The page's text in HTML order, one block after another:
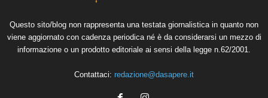
Questo sito/blog non rappresenta una testata giornalistica in quanto non
viene aggiornato con cadenza periodica né è da considerarsi un mezzo di
informazione o un prodotto editoriale ai sensi della legge n.62/2001.
Contattaci: redazione@dasapere.it